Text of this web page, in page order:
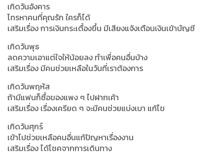
เกิดวันอังคาร
โทรหาคนที่คุณรัก ใครก็ได้
เสริมเรื่อง การเงินกระเตื้องขึ้น มีเสียงแจ้งเตือนเงินเข้าบัญชี
เกิดวันพุธ
ลดความเอาแต่ใจให้น้อยลง ทำเพื่อคนอื่นบ้าง
เสริมเรื่อง มีคนช่วยเหลือในวันที่เราต้องการ
เกิดวันพฤหัส
ถ้ามีแฟนก็ซื้อของแพง ๆ ไปฝากเค้า
เสริมเรื่อง เรื่องเครียด ๆ จะมีคนช่วยแบ่งเบา แก้ไข
เกิดวันศุกร์
เข้าไปช่วยเหลือคนอื่นแก้ปัญหาเรื่องงาน
เสริมเรื่อง ได้โชคจากการเดินทาง